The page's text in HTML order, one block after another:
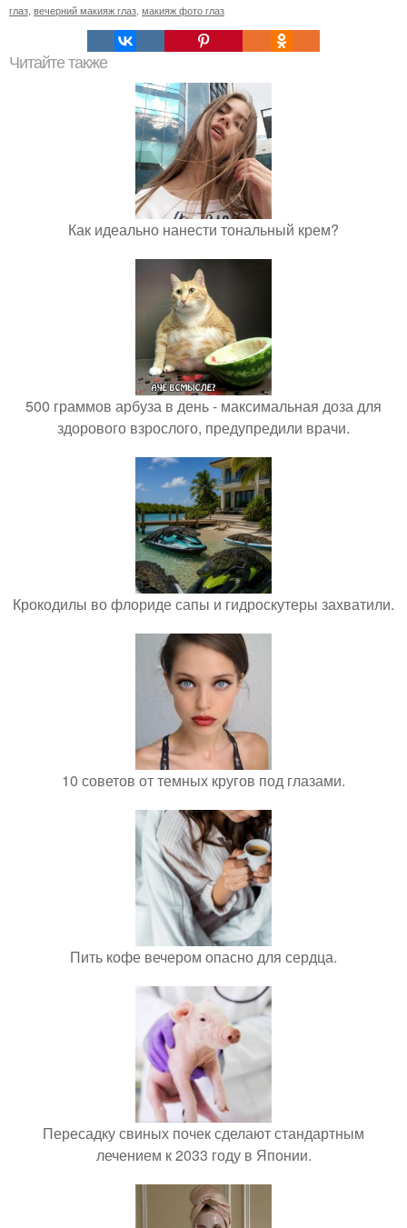
глаз вечерний макияж глаз макияж фото глаз
Читайте также
Как идеально нанести тональный крем?
500 граммов арбуза в день - максимальная доза для
здорового взрослого, предупредили врачи.
Крокодилы во флориде сапы и гидроскутеры захватили.
10 советов от темных кругов под глазами.
Пить кофе вечером опасно для сердца.
Пересадку свиных почек сделают стандартным
лечением к 2033 году в Японии.